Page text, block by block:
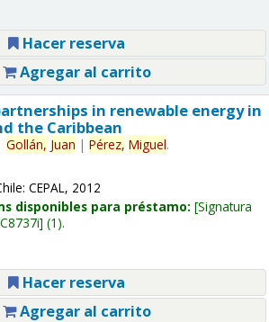
Hacer reserva
Agregar al carrito
in renewable energy in
the Caribbean
Gollán, Juan | Pérez, Miguel.
CEPAL, 2012
disponibles para préstamo: Signatura
(1).
Hacer reserva
Agregar al carrito